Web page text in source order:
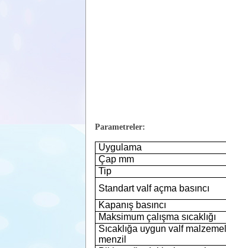
Parametreler:
Uygulama
Çap mm
Tip
Standart valf açma basıncı
Kapanış basıncı
Maksimum çalışma sıcaklığı
Sıcaklığa uygun valf
menzil